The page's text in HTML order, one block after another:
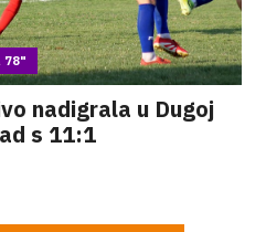
78"
nadigrala u Dugoj
s 11:1